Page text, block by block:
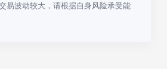
易波动较大，请根据自身风险承受能